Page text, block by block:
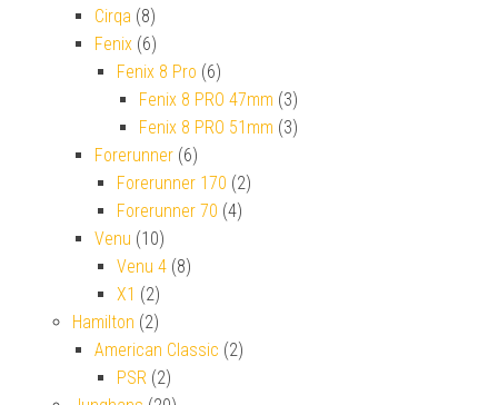
Cirqa (8)
Fenix (6)
Fenix 8 Pro (6)
Fenix 8 PRO 47mm (3)
Fenix 8 PRO 51mm (3)
Forerunner (6)
Forerunner 170 (2)
Forerunner 70 (4)
Venu (10)
Venu 4 (8)
X1 (2)
Hamilton (2)
American Classic (2)
PSR (2)